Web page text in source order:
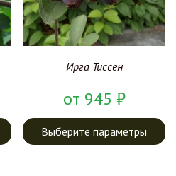
Ирга Тиссен
от 945 ₽
Выберите параметры